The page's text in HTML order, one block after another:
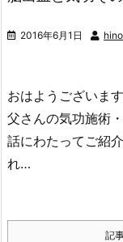
2016年6月1日
おはようございま
父さんの気功施術
話にわたってご
れ…
記